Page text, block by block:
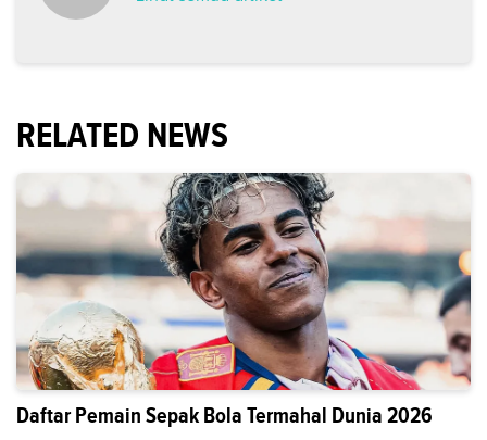
RELATED NEWS
Daftar Pemain Sepak Bola Termahal Dunia 2026